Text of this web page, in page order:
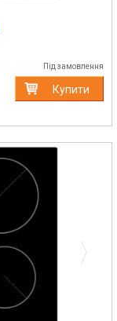
Під замовлення
Купити